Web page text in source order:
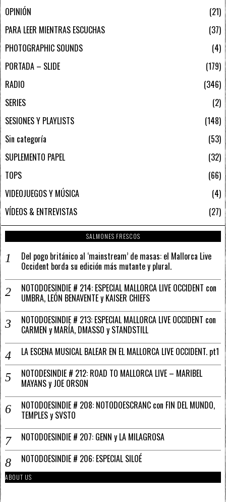
OPINIÓN
21
PARA LEER MIENTRAS ESCUCHAS
37
PHOTOGRAPHIC SOUNDS
4
PORTADA – SLIDE
179
RADIO
346
SERIES
2
SESIONES Y PLAYLISTS
148
Sin categoría
53
SUPLEMENTO PAPEL
32
TOPS
66
VIDEOJUEGOS Y MÚSICA
4
VÍDEOS & ENTREVISTAS
27
SALMONES FRESCOS
Del pogo británico al ‘mainstream’ de masas: el Mallorca Live
Occident borda su edición más mutante y plural.
NOTODOESINDIE # 214: ESPECIAL MALLORCA LIVE OCCIDENT con
UMBRA, LEÓN BENAVENTE y KAISER CHIEFS
NOTODOESINDIE # 213: ESPECIAL MALLORCA LIVE OCCIDENT con
CARMEN y MARÍA, DMASSO y STANDSTILL
LA ESCENA MUSICAL BALEAR EN EL MALLORCA LIVE OCCIDENT. pt1
NOTODESINDIE # 212: ROAD TO MALLORCA LIVE – MARIBEL
MAYANS y JOE ORSON
NOTODOESINDIE # 208: NOTODOESCRANC con FIN DEL MUNDO,
TEMPLES y SVSTO
NOTODOESINDIE # 207: GENN y LA MILAGROSA
NOTODOESINDIE # 206: ESPECIAL SILOÉ
ABOUT US